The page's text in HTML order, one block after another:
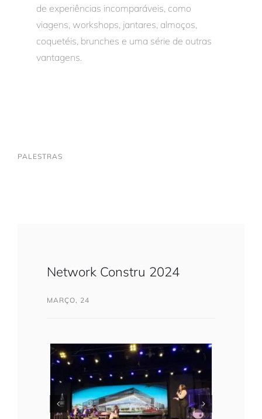
de experiências incomparáveis, como
viagens, workshops, jantares, almoços,
coquetéis, brunches e uma série de outras
vantagens.
PALESTRAS
Network Constru 2024
MARÇO, 24